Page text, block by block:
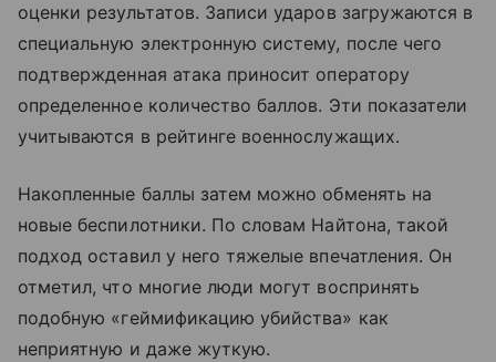
оценки результатов. Записи ударов загружаются в
специальную электронную систему, после чего
подтвержденная атака приносит оператору
определенное количество баллов. Эти показатели
учитываются в рейтинге военнослужащих.
Накопленные баллы затем можно обменять на
новые беспилотники. По словам Найтона, такой
подход оставил у него тяжелые впечатления. Он
отметил, что многие люди могут воспринять
подобную «геймификацию убийства» как
неприятную и даже жуткую.